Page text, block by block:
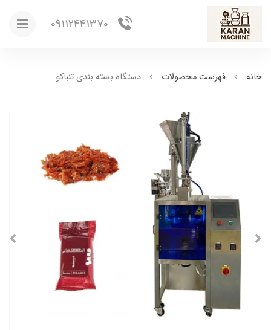
خانه فهرست محصولات دستگاه بسته بندی تنباکو